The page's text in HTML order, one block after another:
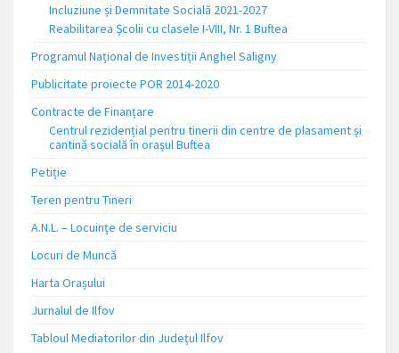
Incluziune și Demnitate Socială 2021-2027
Reabilitarea Școlii cu clasele I-VIII, Nr. 1 Buftea
Programul Național de Investiții Anghel Saligny
Publicitate proiecte POR 2014-2020
Contracte de Finanțare
Centrul rezidențial pentru tinerii din centre de plasament și
cantină socială în orașul Buftea
Petiție
Teren pentru Tineri
A.N.L. – Locuinţe de serviciu
Locuri de Muncă
Harta Orașului
Jurnalul de Ilfov
Tabloul Mediatorilor din Județul Ilfov